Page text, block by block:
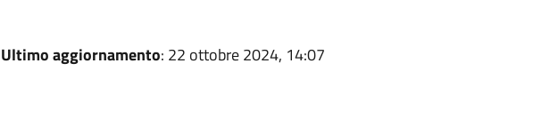
Ultimo aggiornamento: 22 ottobre 2024, 14:07